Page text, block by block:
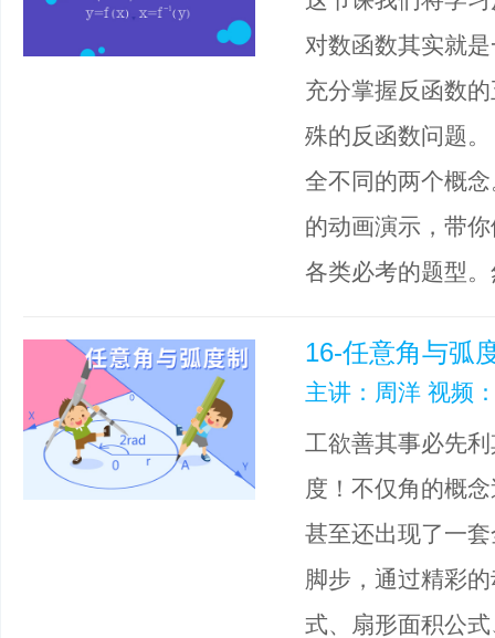
对数函数其实就
充分掌握反函数
殊的反函数问题
全不同的两个概
的动画演示，带
各类必考的题型
16-任意角与弧
主讲：周洋 视频
工欲善其事必先
度！不仅角的概
甚至还出现了一
脚步，通过精彩
式、扇形面积公